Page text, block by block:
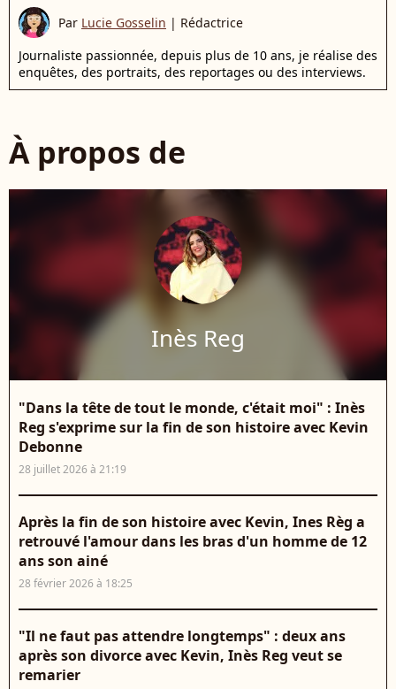
Par Lucie Gosselin | Rédactrice
Journaliste passionnée, depuis plus de 10 ans, je réalise des
enquêtes, des portraits, des reportages ou des interviews.
À propos de
Inès Reg
"Dans la tête de tout le monde, c'était moi" : Inès
Reg s'exprime sur la fin de son histoire avec Kevin
Debonne
28 juillet 2026 à 21:19
Après la fin de son histoire avec Kevin, Ines Règ a
retrouvé l'amour dans les bras d'un homme de 12
ans son ainé
28 février 2026 à 18:25
"Il ne faut pas attendre longtemps" : deux ans
après son divorce avec Kevin, Inès Reg veut se
remarier